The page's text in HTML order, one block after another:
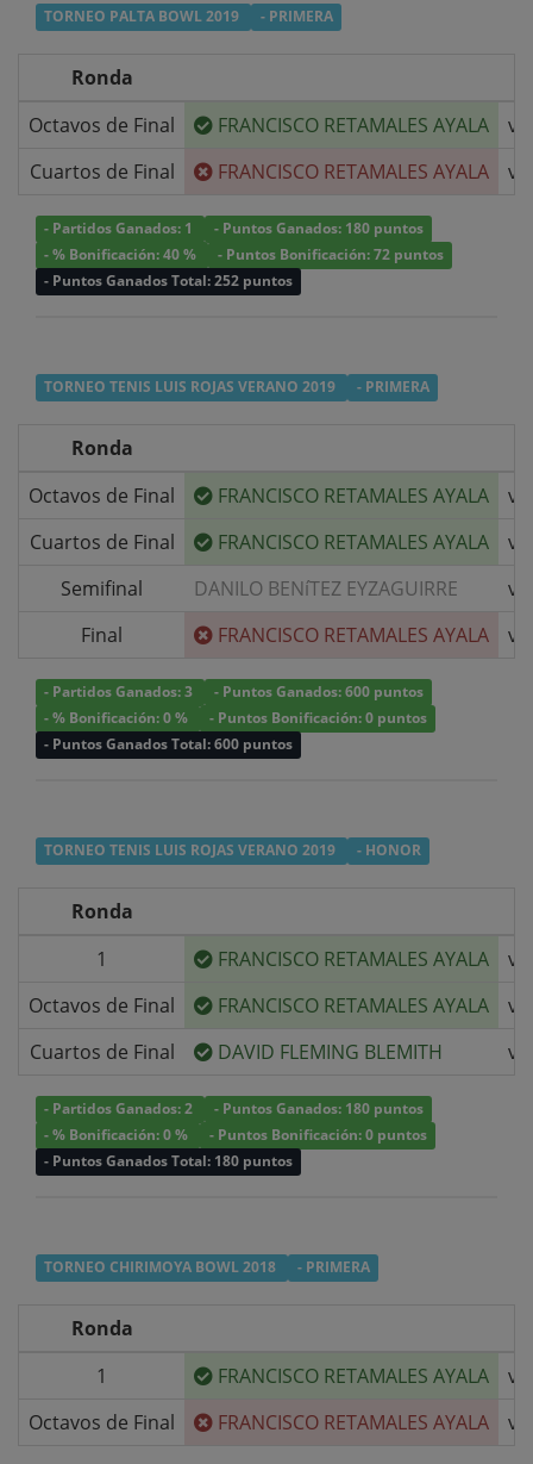
TORNEO PALTA BOWL 2019 - PRIMERA
Ronda
Octavos de Final
FRANCISCO RETAMALES AYALA
v/s
Cuartos de Final
FRANCISCO RETAMALES AYALA v/s
- Partidos Ganados: 1
- Puntos Ganados: 180 puntos
- % Bonificación: 40 %
- Puntos Bonificación: 72 puntos
- Puntos Ganados Total: 252 puntos
TORNEO TENIS LUIS ROJAS VERANO 2019 - PRIMERA
Ronda
Octavos de Final
FRANCISCO RETAMALES AYALA
v/s
Cuartos de Final
FRANCISCO RETAMALES AYALA
v/s
Semifinal
DANILO BENíTEZ EYZAGUIRRE
v/s
Final
FRANCISCO RETAMALES AYALA v/s
- Partidos Ganados: 3
- Puntos Ganados: 600 puntos
- % Bonificación: 0 %
- Puntos Bonificación: 0 puntos
- Puntos Ganados Total: 600 puntos
TORNEO TENIS LUIS ROJAS VERANO 2019 - HONOR
Ronda
1
FRANCISCO RETAMALES AYALA
v/s
Octavos de Final
FRANCISCO RETAMALES AYALA
v/s
Cuartos de Final
DAVID FLEMING BLEMITH v/s
- Partidos Ganados: 2
- Puntos Ganados: 180 puntos
- % Bonificación: 0 %
- Puntos Bonificación: 0 puntos
- Puntos Ganados Total: 180 puntos
TORNEO CHIRIMOYA BOWL 2018 - PRIMERA
Ronda
1
FRANCISCO RETAMALES AYALA
v/s
Octavos de Final
FRANCISCO RETAMALES AYALA v/s